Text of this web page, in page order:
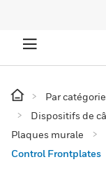
Par catégorie
Dispositifs de
Plaques murale
Control Frontplates